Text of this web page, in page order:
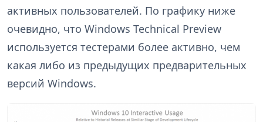
активных пользователей. По графику ниже
очевидно, что Windows Technical Preview
используется тестерами более активно, чем
какая либо из предыдущих предварительных
версий Windows.